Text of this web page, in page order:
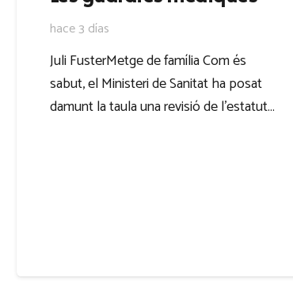
hace 3 días
Juli FusterMetge de família Com és
sabut, el Ministeri de Sanitat ha posat
damunt la taula una revisió de l’estatut…